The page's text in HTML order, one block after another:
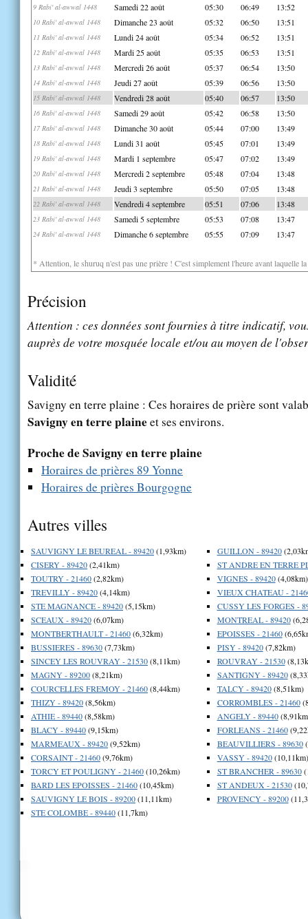
9 Rabi' al-awwal 1448 Samedi 22 août 05:30 06:49 13:52
10 Rabi' al-awwal 1448 Dimanche 23 août 05:32 06:50 13:51
11 Rabi' al-awwal 1448 Lundi 24 août 05:34 06:52 13:51
12 Rabi' al-awwal 1448 Mardi 25 août 05:35 06:53 13:51
13 Rabi' al-awwal 1448 Mercredi 26 août 05:37 06:54 13:50
14 Rabi' al-awwal 1448 Jeudi 27 août 05:39 06:56 13:50
15 Rabi' al-awwal 1448 Vendredi 28 août 05:40 06:57 13:50
16 Rabi' al-awwal 1448 Samedi 29 août 05:42 06:58 13:50
17 Rabi' al-awwal 1448 Dimanche 30 août 05:44 07:00 13:49
18 Rabi' al-awwal 1448 Lundi 31 août 05:45 07:01 13:49
19 Rabi' al-awwal 1448 Mardi 1 septembre 05:47 07:02 13:49
20 Rabi' al-awwal 1448 Mercredi 2 septembre 05:48 07:04 13:48
21 Rabi' al-awwal 1448 Jeudi 3 septembre 05:50 07:05 13:48
22 Rabi' al-awwal 1448 Vendredi 4 septembre 05:51 07:06 13:48
23 Rabi' al-awwal 1448 Samedi 5 septembre 05:53 07:08 13:47
24 Rabi' al-awwal 1448 Dimanche 6 septembre 05:55 07:09 13:47
* Attention, le shuruq n'est pas une prière ! C'est simplement l'heure avant laquelle
Précision
Attention : ces données sont fournies à titre indicatif,
auprès de votre mosquée locale et/ou au moyen de
Validité
Savigny en terre plaine : Ces horaires de prière sont
Savigny en terre plaineet ses environs.
Proche de Savigny en terre plaine
Horaires de prières 89 Yonne
Horaires de prières Bourgogne
Autres villes
SAUVIGNY LE BEUREAL - 89420(1,93km)
CISERY - 89420(2,41km)
TOUTRY - 21460(2,82km)
TREVILLY - 89420(4,14km)
STE MAGNANCE - 89420(5,15km)
SCEAUX - 89420(6,07km)
MONTBERTHAULT - 21460(6,32km)
BUSSIERES - 89630(7,73km)
SINCEY LES ROUVRAY - 21530(8,11km)
MAGNY - 89200(8,21km)
COURCELLES FREMOY - 21460(8,44km)
THIZY - 89420(8,56km)
ATHIE - 89440(8,58km)
BLACY - 89440(9,15km)
MARMEAUX - 89420(9,52km)
CORSAINT - 21460(9,76km)
TORCY ET POULIGNY - 21460(10,26km)
BARD LES EPOISSES - 21460(10,45km)
SAUVIGNY LE BOIS - 89200(11,11km)
STE COLOMBE - 89440(11,7km)
GUILLON - 89420
ST ANDRE EN TERRE
VIGNES - 89420(4,08km)
VIEUX CHATEAU -
CUSSY LES FORGES -
MONTREAL - 89420
EPOISSES - 21460
PISY - 89420(7,82km)
ROUVRAY - 21530
SANTIGNY - 89420
TALCY - 89420(8,51km)
CORROMBLES - 21460
ANGELY - 89440
FORLEANS - 21460
BEAUVILLIERS - 89630
VASSY - 89420(10,11km)
ST BRANCHER - 89630
ST ANDEUX - 21530
PROVENCY - 89200